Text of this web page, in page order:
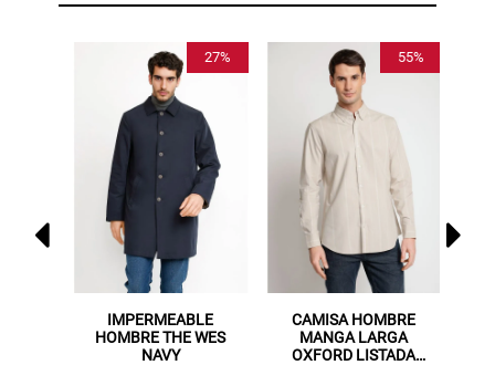
THE WES
CAMISA HOMBRE
MANGA LARGA
OXFORD LISTADA
CAMISA HOMBRE
MANGA LARGA
LISTADA GRIS